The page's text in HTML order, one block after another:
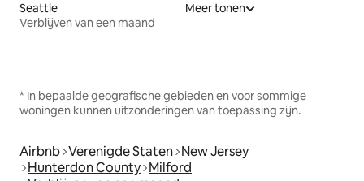
Seattle
Verblijven van een maand
Meer tonen
* In bepaalde geografische gebieden en voor sommige
woningen kunnen uitzonderingen van toepassing zijn.
Airbnb Verenigde Staten New Jersey
Hunterdon County Milford